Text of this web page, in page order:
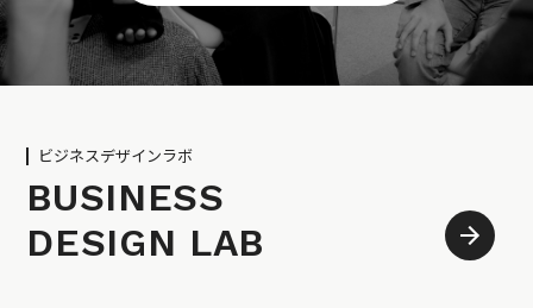
ビジネスデザインラボ
BUSINESS
DESIGN LAB